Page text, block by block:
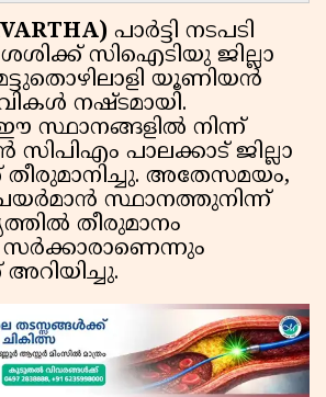
പാർട്ടി നടപടി
ശശിക്ക് സിഐടിയു ജില്ലാ
യൂണിയൻ
നഷ്ടമായി.
സ്ഥാനങ്ങളിൽ നിന്ന്
സിപിഎം പാലക്കാട് ജില്ലാ
തീരുമാനിച്ചു. അതേസമയം,
സ്ഥാനത്തുനിന്ന്
തീരുമാനം
അറിയിച്ചു.